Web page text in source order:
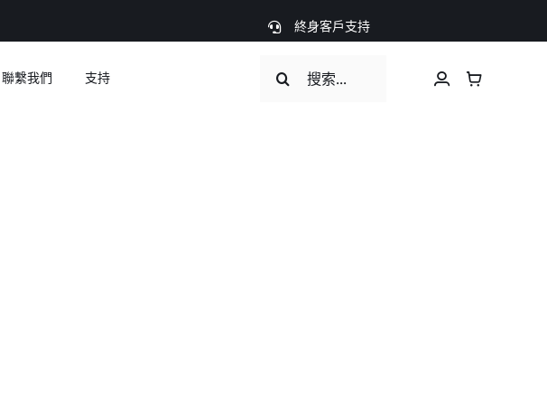
終身客戶支持
聯繫我們 支持